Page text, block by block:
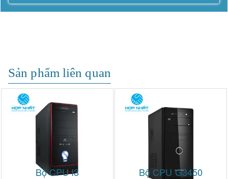
Sản phẩm liên quan
Bộ CPU I3 Bộ CPU G3450